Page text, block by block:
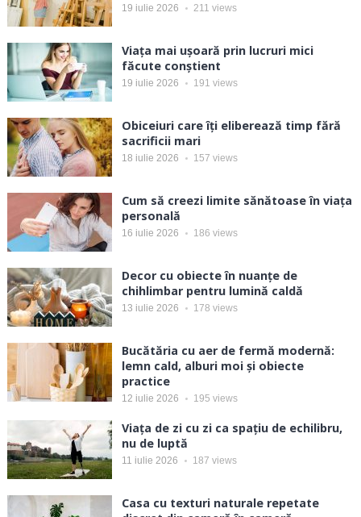
19 iulie 2026 211 views
Viața mai ușoară prin lucruri mici
făcute conștient
19 iulie 2026 191 views
Obiceiuri care îți eliberează timp fără
sacrificii mari
18 iulie 2026 157 views
Cum să creezi limite sănătoase în viața
personală
16 iulie 2026 186 views
Decor cu obiecte în nuanțe de
chihlimbar pentru lumină caldă
13 iulie 2026 178 views
Bucătăria cu aer de fermă modernă:
lemn cald, alburi moi și obiecte
practice
12 iulie 2026 195 views
Viața de zi cu zi ca spațiu de echilibru,
nu de luptă
11 iulie 2026 187 views
Casa cu texturi naturale repetate